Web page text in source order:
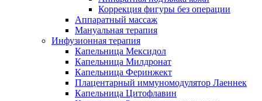
Коррекция фигуры без операции
Аппаратный массаж
Мануальная терапия
Инфузионная терапия
Капельница Мексидол
Капельница Милдронат
Капельница Феринжект
Плацентарный иммуномодулятор Лаеннек
Капельница Цитофлавин